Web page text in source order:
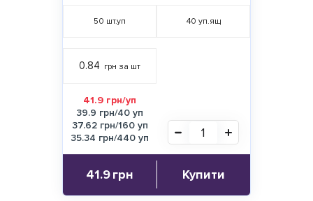
50 шт.уп 40 уп.ящ
0.84 грн за шт
41.9 грн/уп
39.9 грн/40 уп
37.62 грн/160 уп
35.34 грн/440 уп
41.9грн Купити